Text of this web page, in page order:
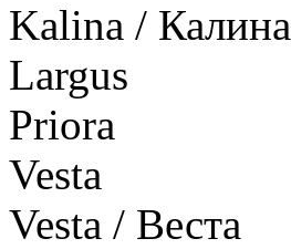
Kalina / Калина
Largus
Priora
Vesta
Vesta / Веста